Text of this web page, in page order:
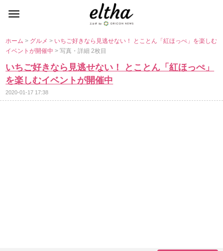
ホーム> グルメ> いちご好きなら見逃せない！ とことん「紅ほっぺ」を楽しむ
イベントが開催中> 写真・詳細 2枚目
いちご好きなら見逃せない！ とことん「紅ほっぺ」
を楽しむイベントが開催中
2020-01-17 17:38